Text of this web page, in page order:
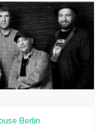
Berlin